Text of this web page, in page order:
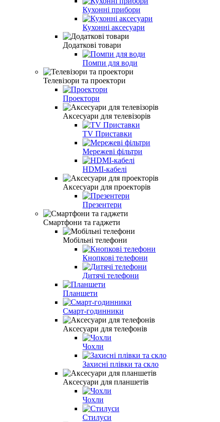
Кухонні прибори
Кухонні аксесуари
Додаткові товари
Помпи для води
Телевізори та проектори
Проектори
Аксесуари для телевізорів
TV Приставки
Мережеві фільтри
HDMI-кабелі
Аксесуари для проекторів
Презентери
Смартфони та гаджети
Мобільні телефони
Кнопкові телефони
Дитячі телефони
Планшети
Смарт-годинники
Аксесуари для телефонів
Чохли
Захисні плівки та скло
Аксесуари для планшетів
Чохли
Стилуси